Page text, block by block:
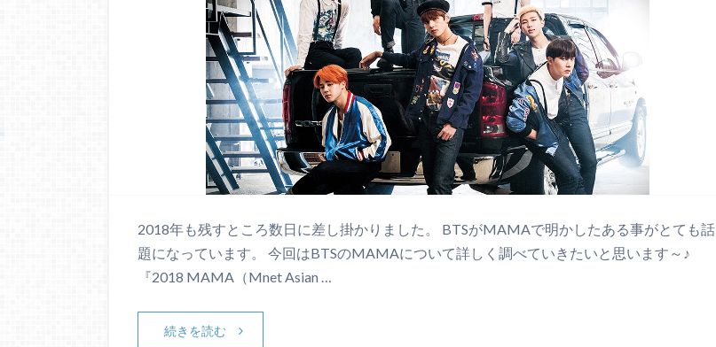
2018年も残すところ数日に差し掛かりました。 BTSがMAMAで明かしたある事がとても話
題になっています。 今回はBTSのMAMAについて詳しく調べていきたいと思います～♪
『2018 MAMA（Mnet Asian …
続きを読む